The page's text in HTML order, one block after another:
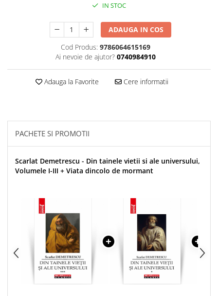
Sociologie si filozofie
IN STOC
ADAUGA IN COS
Cod Produs: 9786064615169
Ai nevoie de ajutor? 0740984910
Adauga la Favorite Cere informatii
PACHETE SI PROMOTII
Scarlat Demetrescu - Din tainele vietii si ale universului,
Volumele I-III + Viata dincolo de mormant